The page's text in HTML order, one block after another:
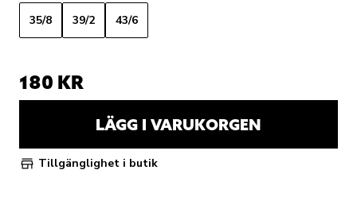
35/8
39/2 43/6
180 KR
LÄGG I VARUKORGEN
Tillgänglighet i butik